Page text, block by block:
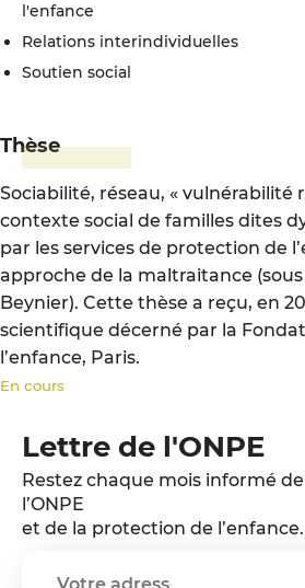
l'enfance
relations interindividuelles
soutien social
Thèse
Sociabilité, réseau, « vulnérabilité
contexte social de familles dites
par les services de protection de
approche de la maltraitance
Beynier). Cette thèse a reçu, en
scientifique décerné par la
l’enfance, Paris.
En cours
Lettre de l'ONPE
Restez chaque mois informé
l’ONPE
et de la protection de l’enfance.